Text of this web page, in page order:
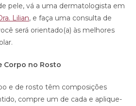
pele, vá a uma dermatologista em
Lilian, e faça uma consulta de
será orientado(a) às melhores
Corpo no Rosto
e de rosto têm composições
compre um de cada e aplique-